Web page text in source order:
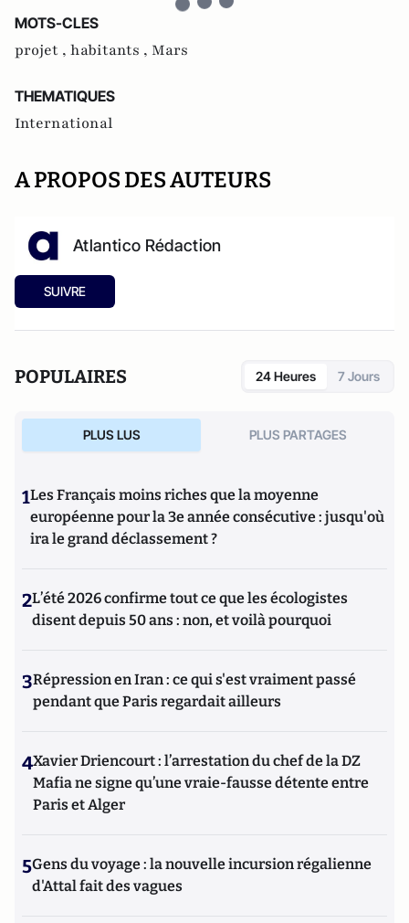
MOTS-CLES
projet , habitants , Mars
THEMATIQUES
International
A PROPOS DES AUTEURS
Atlantico Rédaction
SUIVRE
POPULAIRES 24 Heures 7 Jours
PLUS LUS PLUS PARTAGES
1Les Français moins riches que la moyenne
européenne pour la 3e année consécutive : jusqu'où
ira le grand déclassement ?
2L’été 2026 confirme tout ce que les écologistes
disent depuis 50 ans : non, et voilà pourquoi
3Répression en Iran : ce qui s'est vraiment passé
pendant que Paris regardait ailleurs
4Xavier Driencourt : l’arrestation du chef de la DZ
Mafia ne signe qu’une vraie-fausse détente entre
Paris et Alger
5Gens du voyage : la nouvelle incursion régalienne
d'Attal fait des vagues